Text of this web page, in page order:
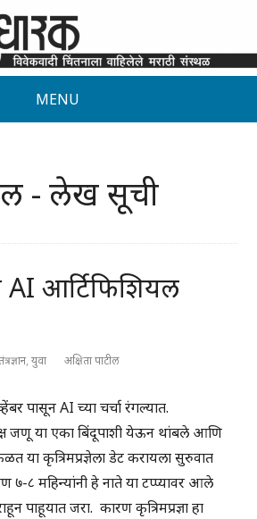
MENU
- लेख सूची
AI आर्टिफिशियल
,युवा अक्षिता पाटील
पासून AI च्या चर्चा रंगल्यात.
जणू या एका बिंदूपाशी येऊन थांबले आणि
या कृत्रिमप्रज्ञेला डेट करायला सुरुवात
८ महिन्यांनी हे नाते या टप्प्यावर आले
पाहूयात जरा. कारण कृत्रिमप्रज्ञा हा